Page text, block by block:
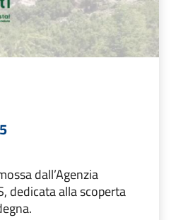
dall’Agenzia
dedicata alla scoperta